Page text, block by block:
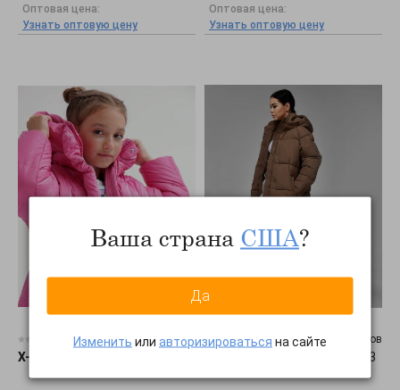
Оптовая цена:
Узнать оптовую цену
Оптовая цена:
Узнать оптовую цену
0 отзывов
X-Woyz
0 отзывов
Пуховик LS-8918-13
Ваша страна США?
Да
Изменить или авторизироваться на сайте